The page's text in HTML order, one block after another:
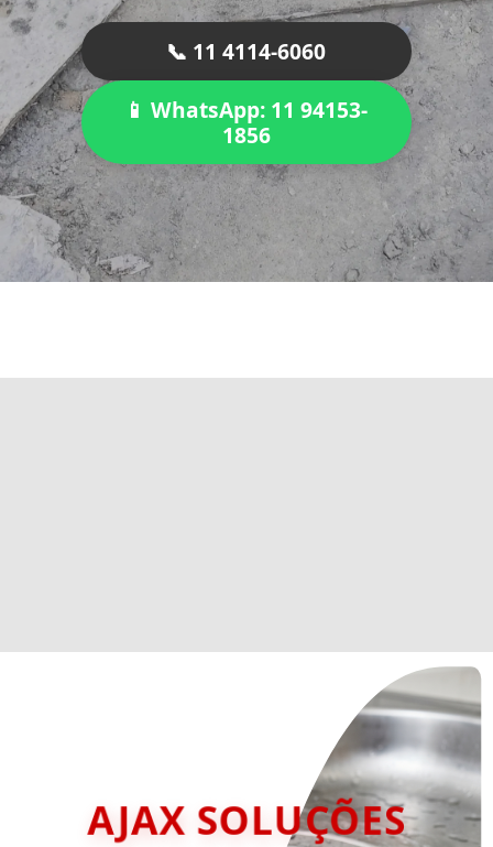
📞 11 4114-6060
📱 WhatsApp: 11 94153-
1856
AJAX SOLUÇÕES